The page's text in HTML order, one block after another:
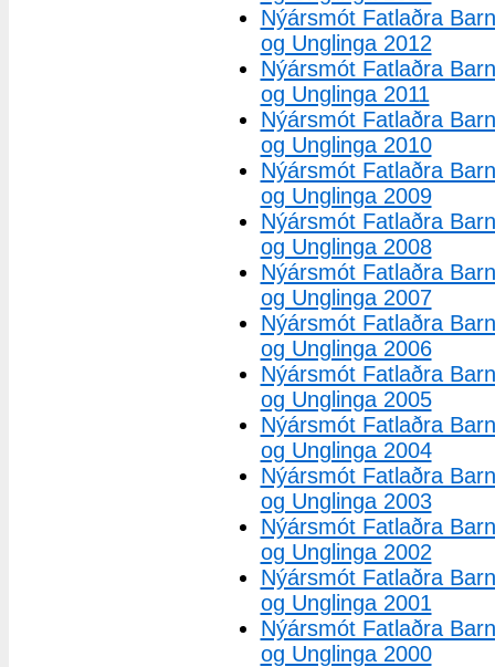
Nýársmót Fatlaðra
og Unglinga 2012
Nýársmót Fatlaðra
og Unglinga 2011
Nýársmót Fatlaðra
og Unglinga 2010
Nýársmót Fatlaðra
og Unglinga 2009
Nýársmót Fatlaðra
og Unglinga 2008
Nýársmót Fatlaðra
og Unglinga 2007
Nýársmót Fatlaðra
og Unglinga 2006
Nýársmót Fatlaðra
og Unglinga 2005
Nýársmót Fatlaðra
og Unglinga 2004
Nýársmót Fatlaðra
og Unglinga 2003
Nýársmót Fatlaðra
og Unglinga 2002
Nýársmót Fatlaðra
og Unglinga 2001
Nýársmót Fatlaðra
og Unglinga 2000